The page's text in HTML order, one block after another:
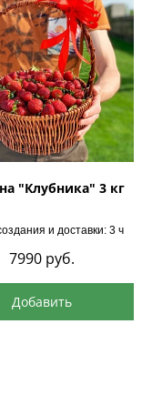
"Клубника" 3 кг
и доставки: 3 ч
7990 руб.
Добавить